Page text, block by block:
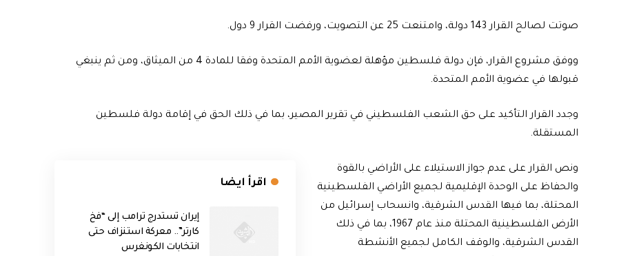
صوتت لصالح القرار 143 دولة، وامتنعت 25 عن التصويت، ورفضت القرار 9 دول.
ووفق مشروع القرار، فإن دولة فلسطين مؤهلة لعضوية الأمم المتحدة وفقا للمادة 4 من الميثاق، ومن ثم ينبغي
قبولها في عضوية الأمم المتحدة.
وجدد القرار التأكيد على حق الشعب الفلسطيني في تقرير المصير، بما في ذلك الحق في إقامة دولة فلسطين
المستقلة.
اقرأ ايضا
إيران تستدرج ترامب إلى “فخ
كارتر”.. معركة استنزاف حتى
انتخابات الكونغرس
ونص القرار على عدم جواز الاستيلاء على الأراضي بالقوة
والحفاظ على الوحدة الإقليمية لجميع الأراضي الفلسطينية
المحتلة، بما فيها القدس الشرقية، وانسحاب إسرائيل من
الأرض الفلسطينية المحتلة منذ عام 1967، بما في ذلك
القدس الشرقية، والوقف الكامل لجميع الأنشطة